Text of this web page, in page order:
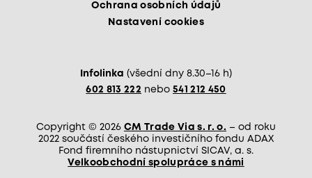
Ochrana osobních údajů
Nastavení cookies
Infolinka (všední dny 8.30–16 h)
602 813 222 nebo 541 212 450
Copyright © 2026 CM Trade Via s. r. o. – od roku
2022 součástí českého investičního fondu ADAX
Fond firemního nástupnictví SICAV, a. s.
Velkoobchodní spolupráce s námi